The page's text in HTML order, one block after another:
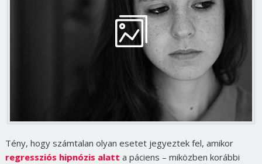
Tény, hogy számtalan olyan esetet jegyeztek fel, amikor
regressziós hipnózis alatt a páciens – miközben korábbi